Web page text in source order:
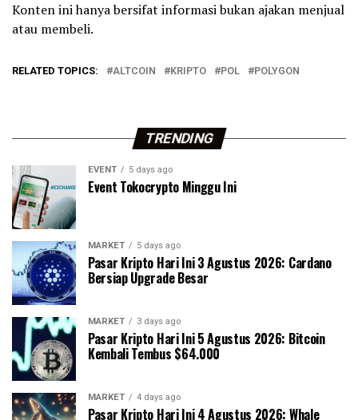
Konten ini hanya bersifat informasi bukan ajakan menjual
atau membeli.
RELATED TOPICS: ALTCOIN KRIPTO POL POLYGON
TRENDING
EVENT 5 days ago
Event Tokocrypto Minggu Ini
MARKET 5 days ago
Pasar Kripto Hari Ini 3 Agustus 2026: Cardano
Bersiap Upgrade Besar
MARKET 3 days ago
Pasar Kripto Hari Ini 5 Agustus 2026: Bitcoin
Kembali Tembus $64.000
MARKET 4 days ago
Pasar Kripto Hari Ini 4 Agustus 2026: Whale